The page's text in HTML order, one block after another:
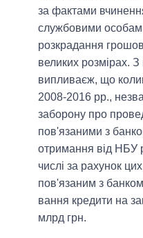
за фактами
службовими
розкрадання
великих розмірах.
випливаєж, що
2008-2016 рр.,
заборону про
пов'язаними з
отримання від НБУ
числі за рахунок
пов'язаним з
вання кредити на
млрд грн.